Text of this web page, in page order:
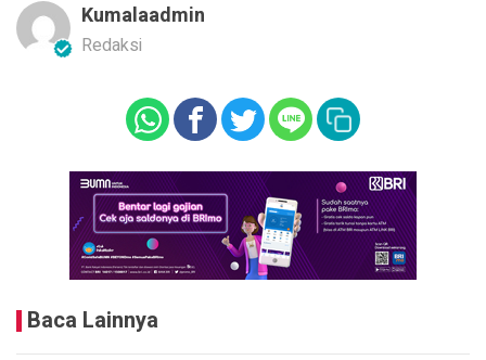
Kumalaadmin
Redaksi
Baca Lainnya